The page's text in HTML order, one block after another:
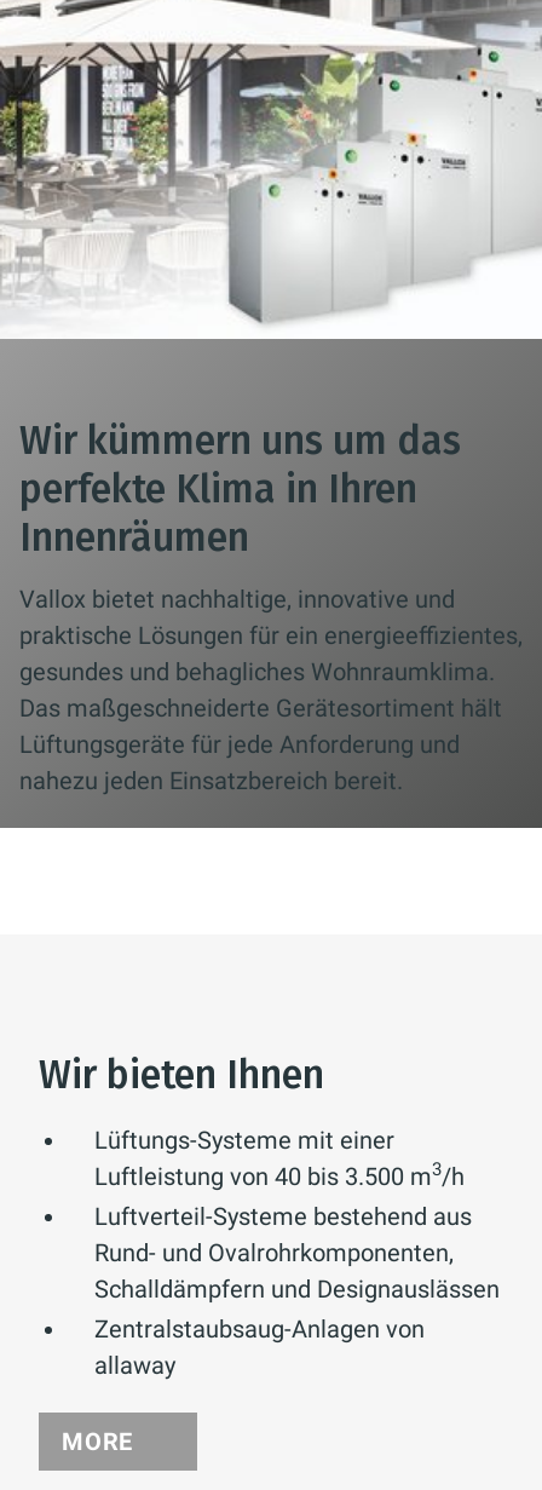
Die smarte Steuerung MyVallox über
PC, Tablet oder Smartphone sorgt für
höchsten Komfort in der Bedienbarkeit,
Sicherheit und damit für ein
ausgewogenes und gesundes
Raumklima.
Die Commercial Line wurde speziell für
die besonderen Anforderungen von
gewerblichen Objekten, Bildungsbauten
sowie mehrgeschossigen
Wohngebäuden konzipiert.
Platzsparende und flexible Geräte, wie
VARIO und airDIRECT garantieren einen
leisen und zugluftfreien Betrieb bei
hoher Energieeffizienz.
Wir kümmern uns um das
perfekte Klima in Ihren
Innenräumen
Vallox bietet nachhaltige, innovative und
praktische Lösungen für ein energieeffizientes,
gesundes und behagliches Wohnraumklima.
Das maßgeschneiderte Gerätesortiment hält
Lüftungsgeräte für jede Anforderung und
nahezu jeden Einsatzbereich bereit.
Wir bieten Ihnen
Lüftungs-Systeme mit einer
Luftleistung von 40 bis 3.500 m3/h
Luftverteil-Systeme bestehend aus
Rund- und Ovalrohrkomponenten,
Schalldämpfern und Designauslässen
Zentralstaubsaug-Anlagen von
allaway
MORE